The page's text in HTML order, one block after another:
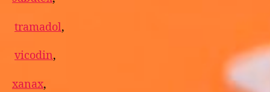
tramadol,
vicodin,
xanax,